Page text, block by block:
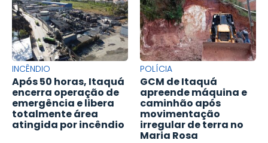
INCÊNDIO
Após 50 horas, Itaquá
encerra operação de
emergência e libera
totalmente área
atingida por incêndio
POLÍCIA
GCM de Itaquá
apreende máquina e
caminhão após
movimentação
irregular de terra no
Maria Rosa